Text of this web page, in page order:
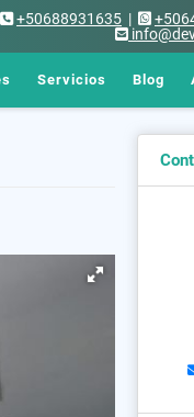
+50688931635 |
Servicios Blog